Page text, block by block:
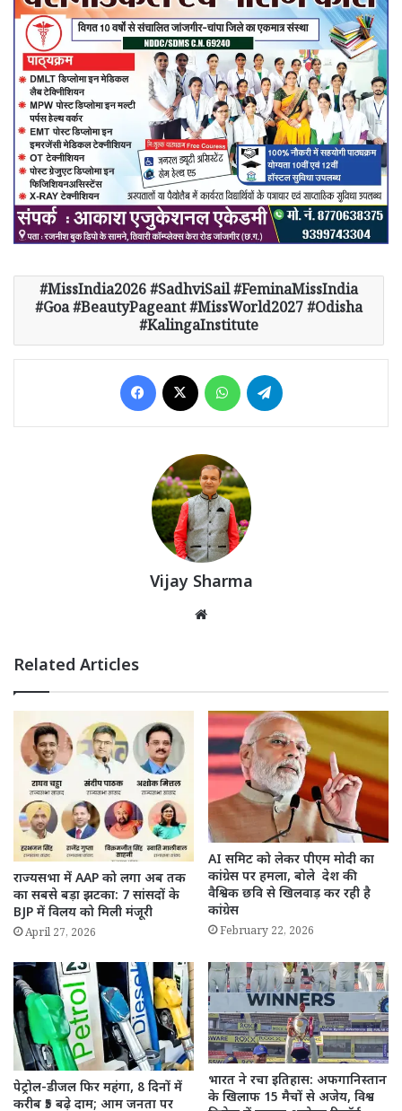
MissIndia2026 #SadhviSail #FeminaMissIndia
#Goa #BeautyPageant #MissWorld2027 #Odisha
#KalingaInstitute
Facebook WhatsApp
Vijay Sharma
Related Articles
राज्यसभा में AAP को लगा अब तक
का सबसे बड़ा झटका: 7 सांसदों के
BJP में विलय को मिली मंजूरी
April 27, 2026
AI समिट को लेकर पीएम मोदी का
कांग्रेस पर हमला, बोले देश की
वैश्विक छवि से खिलवाड़ कर रही है
कांग्रेस
February 22, 2026
पेट्रोल-डीजल फिर महंगा, 8 दिनों में
करीब ₹5 बढ़े दाम; आम जनता पर
भारत ने रचा इतिहास: अफगानिस्तान
के खिलाफ 15 मैचों से अजेय, विश्व